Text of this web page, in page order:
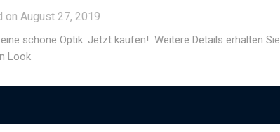
on August 27, 2019
schöne Optik. Jetzt kaufen! Weitere Details erhalten Sie
Look